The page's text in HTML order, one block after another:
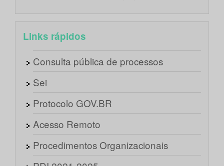
Links rápidos
Consulta pública de processos
Sei
Protocolo GOV.BR
Acesso Remoto
Procedimentos Organizacionais